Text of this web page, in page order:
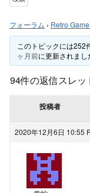
フォーラム › Retro
このトピックには252
ヶ月前に更新されまし
94件の返信スレッ
投稿者
2020年12月6日 10:55